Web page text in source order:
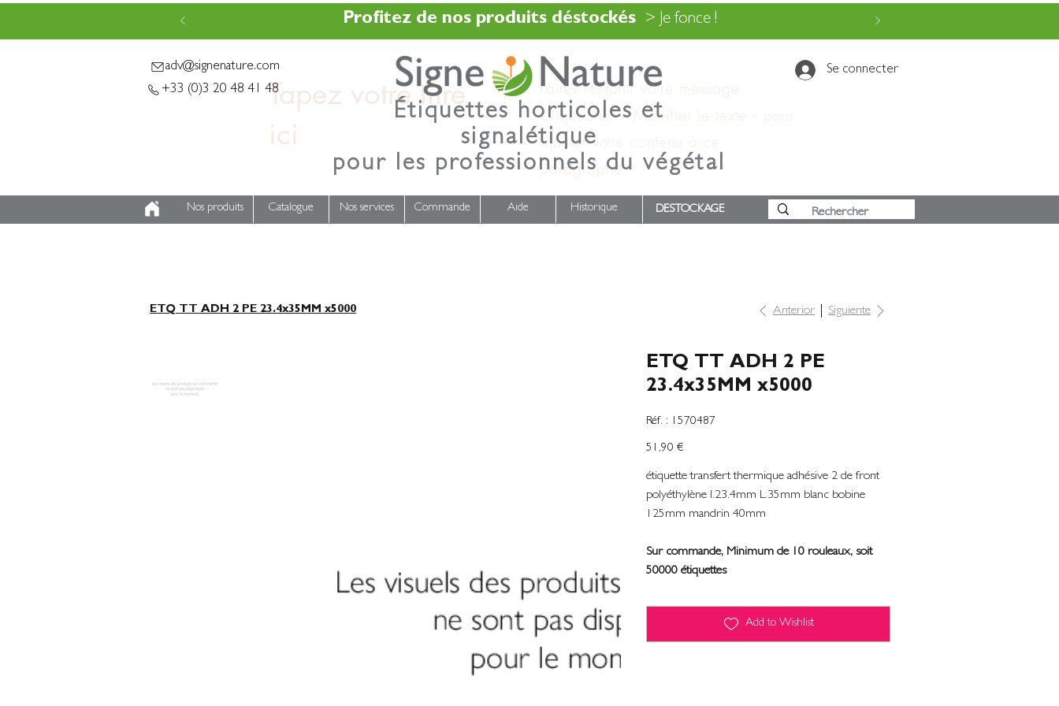
Profitez de nos produits déstockés > Je fonce !
Tapez votre titre
Faites ressortir votre message.
Cliquez sur « Modifier le texte » pour
ajouter votre contenu à ce
paragraphe.
adv@signenature.com
+33 (0)3 20 48 41 48
Se connecter
Étiquettes horticoles et
signalétique
pour les professionnels du végétal
Nos produits Catalogue Nos services Commande Aide Historique DESTOCKAGE
ETQ TT ADH 2 PE 23.4x35MM x5000 Anterior Siguiente
ETQ TT ADH 2 PE
23.4x35MM x5000
Réf. :
SKU
1570487
1570487
Precio
51,90 €
étiquette transfert thermique adhésive 2 de front
polyéthylène l.23.4mm L.35mm blanc bobine
125mm mandrin 40mm
Sur commande, Minimum de 10 rouleaux, soit
50000 étiquettes
Add to Wishlist